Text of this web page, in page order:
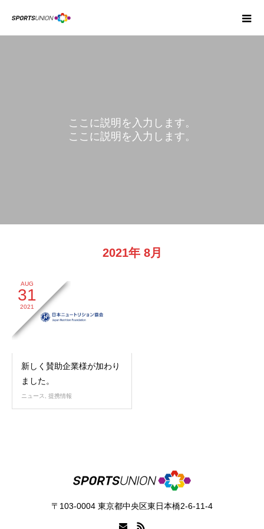
ここに説明を入力します。
ここに説明を入力します。
2021年 8月
AUG
31
2021
新しく賛助企業様が加わり
ました。
ニュース 提携情報
〒103-0004 東京都中央区東日本橋2-6-11-4